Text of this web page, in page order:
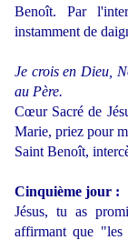
Benoît. Par
instamment de
Je crois en Dieu,
au Père.
Cœur Sacré de
Marie, priez pour
Saint Benoît,
Cinquième jour :
Jésus, tu as
affirmant que "les